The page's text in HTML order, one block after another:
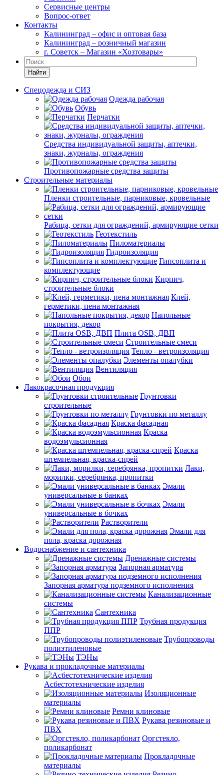
Сервисные центры
Вопрос-ответ
Контакты
Калининград – офис и оптовая база
Калининград – розничный магазин
г. Советск – Магазин «Хозтовары»
Найти
Спецодежда и СИЗ
Одежда рабочая
Обувь
Перчатки
Средства индивидуальной защиты, аптечки,
знаки, журналы, ограждения
Противопожарные средства защиты
Строительные материалы
Пленки строительные, парниковые, кровельные
Рабица, сетки для ограждений, армирующие сетки
Геотекстиль
Пиломатериалы
Гидроизоляция
Гипсоплита и
комплектующие
Кирпич,
строительные блоки
Клей,
герметики, пена монтажная
Напольные
покрытия, декор
Плита OSB, ДВП
Строительные смеси
Тепло - ветроизоляция
Элементы опалубки
Вентиляция
Обои
Лакокрасочная продукция
Грунтовки
строительные
Грунтовки по металлу
Краска фасадная
Краска
водоэмульсионная
Краска
штемпельная, краска-спрей
Лаки,
морилки, серебрянка, пропитки
Эмали
универсальные в банках
Эмали
универсальные в бочках
Растворители
Эмали для
пола, краска дорожная
Водоснабжение и сантехника
Дренажные системы
Запорная арматура
Запорная арматура подземного исполнения
Канализационные
системы
Сантехника
Трубная продукция
ППР
Трубопроводы
полиэтиленовые
ТЭНы
Рукава и прокладочные материалы
Асбестотехнические изделия
Изоляционные
материалы
Ремни клиновые
Рукава резиновые и
ПВХ
Оргстекло,
поликарбонат
Прокладочные
материалы